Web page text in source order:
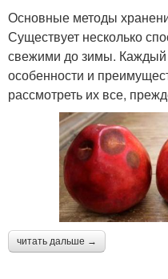
Основные методы
Существует несколько
свежими до зимы. Каждый
особенности и
рассмотреть их все,
читать дальше →